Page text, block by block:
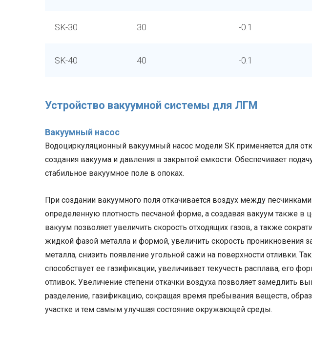
SK-30 30 -0.1
SK-40 40 -0.1
Устройство вакуумной системы для ЛГМ
Вакуумный насос
Водоциркуляционный вакуумный насос модели SK применяется для
создания вакуума и давления в закрытой емкости. Обеспечивает
стабильное вакуумное поле в опоках.
При создании вакуумного поля откачивается воздух между
определенную плотность песчаной форме, а создавая вакуум также в
вакуум позволяет увеличить скорость отходящих газов, а также
жидкой фазой металла и формой, увеличить скорость проникновения
металла, снизить появление угольной сажи на поверхности отливки.
способствует ее газификации, увеличивает текучесть расплава, его
отливок. Увеличение степени откачки воздуха позволяет замедлить
разделение, газификацию, сокращая время пребывания веществ,
участке и тем самым улучшая состояние окружающей среды.